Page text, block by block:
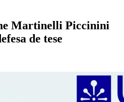
Martinelli Piccinini
de tese